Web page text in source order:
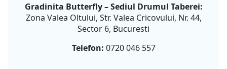
Gradinita Butterfly – Sediul Drumul Taberei:
Zona Valea Oltului, Str. Valea Cricovului, Nr. 44,
Sector 6, Bucuresti
Telefon: 0720 046 557